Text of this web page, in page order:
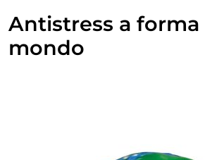
Antistress a forma
mondo